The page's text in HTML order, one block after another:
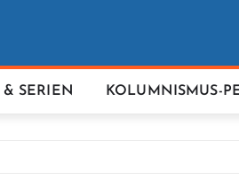
& SERIEN KOLUMNISMUS-